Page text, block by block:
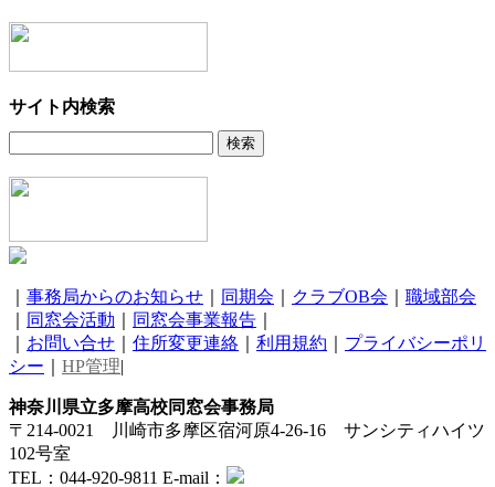
サイト内検索
事務局からのお知らせ 同期会 クラブOB会
職域部会
同窓会活動 同窓会事業報告
お問い合せ 住所変更連絡 利用規約
プライバシーポリ
シー
HP管理|
神奈川県立多摩高校同窓会事務局
〒214-0021 川崎市多摩区宿河原4-26-16 サンシティハイツ
102号室
TEL：044-920-9811 E-mail：